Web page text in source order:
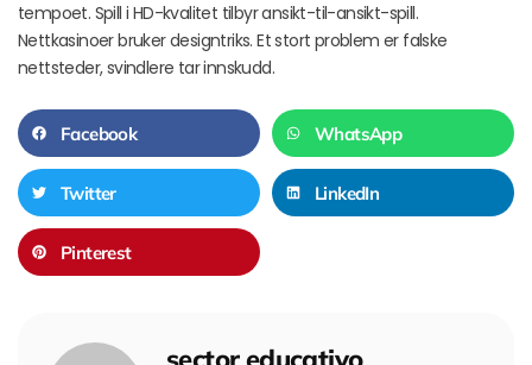
tempoet. Spill i HD-kvalitet tilbyr ansikt-til-ansikt-spill.
Nettkasinoer bruker designtriks. Et stort problem er falske
nettsteder, svindlere tar innskudd.
Facebook WhatsApp
Twitter LinkedIn
Pinterest